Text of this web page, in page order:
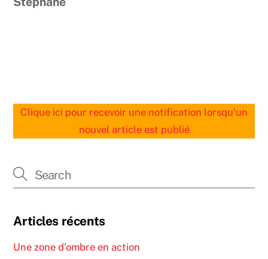
Clique ici pour recevoir une notification lorsqu'un
nouvel article est publié
Articles récents
Une zone d’ombre en action